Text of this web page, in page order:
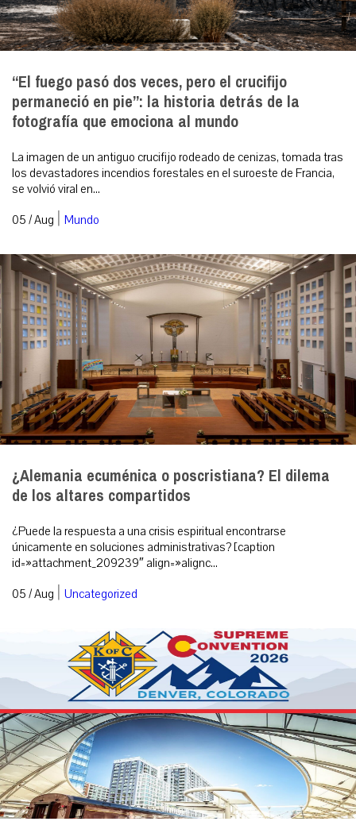
“El fuego pasó dos veces, pero el crucifijo
permaneció en pie”: la historia detrás de la
fotografía que emociona al mundo
La imagen de un antiguo crucifijo rodeado de cenizas, tomada tras
los devastadores incendios forestales en el suroeste de Francia,
se volvió viral en...
05 / Aug | Mundo
¿Alemania ecuménica o poscristiana? El dilema
de los altares compartidos
¿Puede la respuesta a una crisis espiritual encontrarse
únicamente en soluciones administrativas? [caption
id=»attachment_209239″ align=»alignc...
05 / Aug | Uncategorized